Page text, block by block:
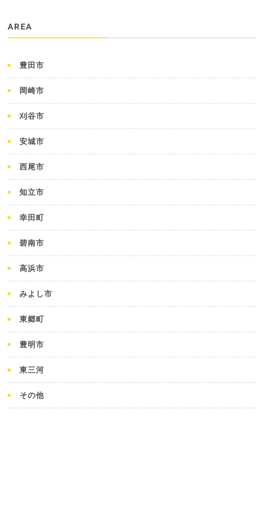
AREA
豊田市
岡崎市
刈谷市
安城市
西尾市
知立市
幸田町
碧南市
高浜市
みよし市
東郷町
豊明市
東三河
その他